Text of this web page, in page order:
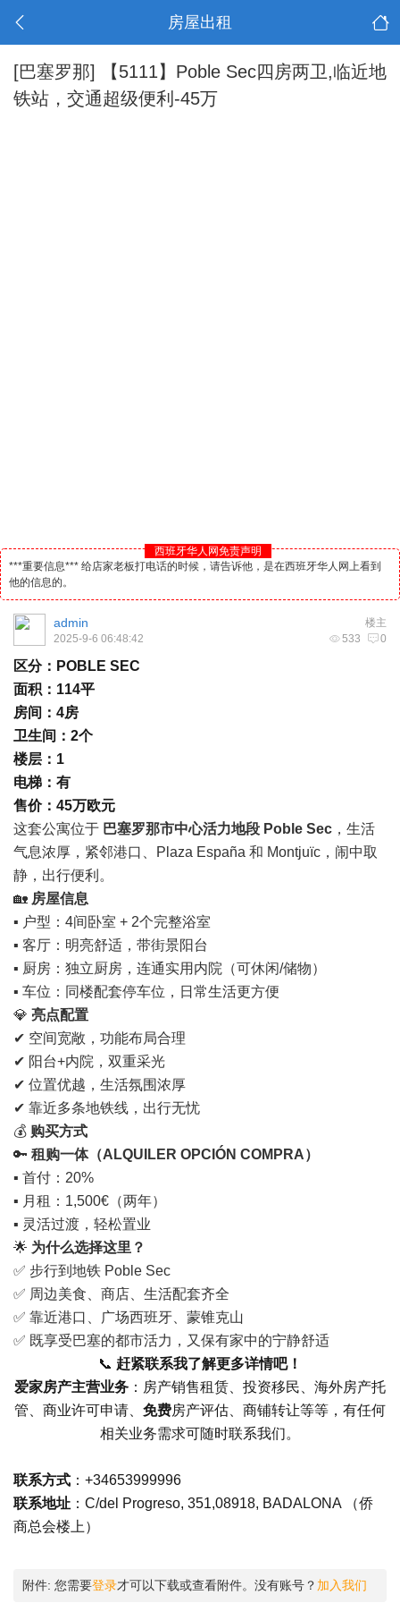
房屋出租
[巴塞罗那]
【5111】Poble Sec四房两卫,临近地
铁站，交通超级便利-45万
西班牙华人网免责声明
***重要信息*** 给店家老板打电话的时候，请告诉他，是在西班牙华人网上看到
他的信息的。
楼主
admin
533 0
2025-9-6 06:48:42
区分：POBLE SEC
面积：114平
房间：4房
卫生间：2个
楼层：1
电梯：有
售价：45万欧元
这套公寓位于 巴塞罗那市中心活力地段 Poble Sec ，生活
气息浓厚，紧邻港口、Plaza España 和 Montjuïc，闹中取
静，出行便利。
🏡 房屋信息
▪ 户型：4间卧室 + 2个完整浴室
▪ 客厅：明亮舒适，带街景阳台
▪ 厨房：独立厨房，连通实用内院（可休闲/储物）
▪ 车位：同楼配套停车位，日常生活更方便
💎 亮点配置
✔ 空间宽敞，功能布局合理
✔ 阳台+内院，双重采光
✔ 位置优越，生活氛围浓厚
✔ 靠近多条地铁线，出行无忧
💰 购买方式
🔑 租购一体（ALQUILER OPCIÓN COMPRA）
▪ 首付：20%
▪ 月租：1,500€（两年）
▪ 灵活过渡，轻松置业
🌟 为什么选择这里？
✅ 步行到地铁 Poble Sec
✅ 周边美食 、商店、生活配套齐全
✅ 靠近港口、广场西班牙 、蒙锥克山
✅ 既享受巴塞的都市活力，又保有家中的宁静舒适
📞 赶紧联系我了解更多详情吧！
爱家房产主营业务 ：房产销售租赁、投资移民、海外房产托
管、商业许可申请、 免费房产评估、商铺转让等等，有任何
相关业务需求可随时联系我们。
联系方式 ：+34653999996
联系地址 ：C/del Progreso, 351,08918, BADALONA （侨
商总会楼上）
附件: 您需要登录才可以下载或查看附件。没有账号？ 加入我们